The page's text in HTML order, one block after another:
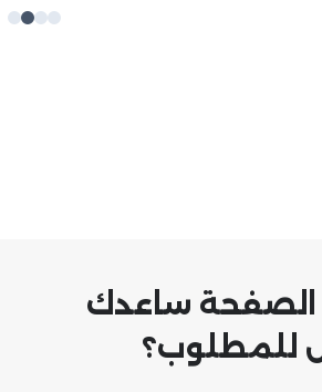
ساعدك
للمطلوب؟